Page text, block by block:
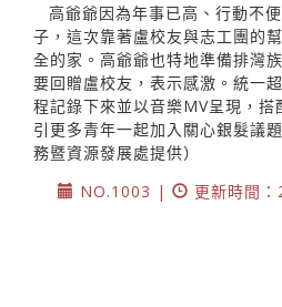
高爺爺因為年事已高、行動不
子，這次靠著盧校友與志工團的
全的家。高爺爺也特地準備排灣
要回贈盧校友，表示感激。統一
程記錄下來並以音樂MV呈現，
引更多青年一起加入關心銀髮議
務暨資源發展處提供）
NO.1003 |
更新時間